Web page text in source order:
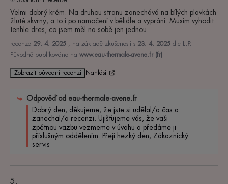
Velmi dobrý krém. Na druhou stranu zanechává na bílých plavkách
žluté skvrny, a to i po namočení v bělidle a vyprání. Musím vyhodit
tenhle dres, co jsem měl na sobě jen jednou.
recenze 29. 4. 2025 , na základě zkušenosti s 23. 4. 2025 dle L.P.
Původně publikováno na www.eau-thermale-avene.fr (fr)
Zobrazit původní recenzi Nahlásit
Odpověď od eau-thermale-avene.fr
Dobrý den, děkujeme, že jste si udělal/a čas a
zanechal/a recenzi. Ujišťujeme vás, že vaši
zpětnou vazbu vezmeme v úvahu a předáme ji
příslušným oddělením. Přeji hezký den, Zákaznický
servis